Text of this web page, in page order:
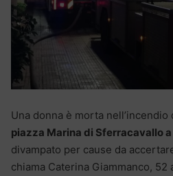
Una donna è morta
piazza Marina di Sferracavallo
divampato per cause da
chiama Caterina Giammanco,